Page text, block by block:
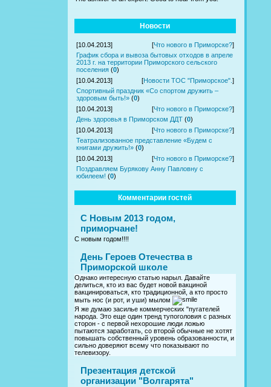
Новости
[10.04.2013] [Что нового в Приморске?]
График сбора и вывоза бытовых отходов в апреле
2013 г. на территории Приморского сельского
поселения (0)
[10.04.2013]
[Новости ТОС "Приморское". ]
Спортивный праздник «Со спортом дружить –
здоровым быть!» (0)
[10.04.2013]
[Что нового в Приморске?]
День здоровья в Приморском ДДТ (0)
[10.04.2013]
[Что нового в Приморске?]
Театрализованное представление «Будем с
книгами дружить!» (0)
[10.04.2013]
[Что нового в Приморске?]
Поздравляем Бурякову Анну Павловну с
юбилеем! (0)
Комментарии гостей
С Новым 2013 годом,
приморчане!
С новым годом!!!!
День Героев Отечества в
Приморской школе
Однако интересную статью нарыл. Давайте
делиться, кто из вас будет новой вакциной
вакцинироваться, кто традиционной, а кто просто
мыть нос (и рот, и уши) мылом
Я же думаю засилье коммерческих "пугателей
народа. Это еще один тренд тупоголовия с разных
сторон - с первой нехорошие люди ложью
пытаются заработать, со второй обычные не хотят
повышать собственный уровень образованности, и
сильно доверяют всему что показывают по
телевизору.
Презентация детской
организации "Волгарята"